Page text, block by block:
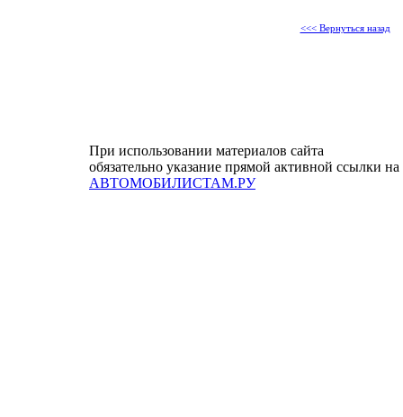
<<< Вернуться назад
При использовании материалов сайта
обязательно указание прямой активной ссылки на
АВТОМОБИЛИСТАМ.РУ